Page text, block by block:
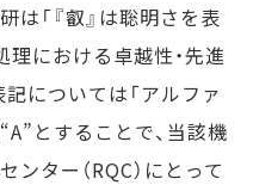
「『叡』は聡明さを表
理における卓越性・先進
については「アルファ
とすることで、当該機
ター（RQC）にとって